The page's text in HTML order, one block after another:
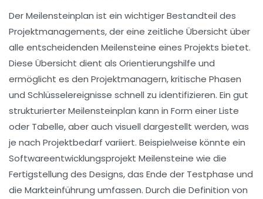
DerMeilensteinplan ist ein wichtiger Bestandteil des
Projektmanagements, der eine zeitliche Übersicht über
alle entscheidenden Meilensteine eines Projekts bietet.
Diese Übersicht dient als Orientierungshilfe und
ermöglicht es den Projektmanagern, kritische Phasen
und Schlüsselereignisse schnell zu identifizieren. Ein gut
strukturierter Meilensteinplan kann in Form einer Liste
oder Tabelle, aber auch visuell dargestellt werden, was
je nach Projektbedarf variiert. Beispielweise könnte ein
Softwareentwicklungsprojekt Meilensteine wie die
Fertigstellung des Designs, das Ende der Testphase und
die Markteinführung umfassen. Durch die Definition von